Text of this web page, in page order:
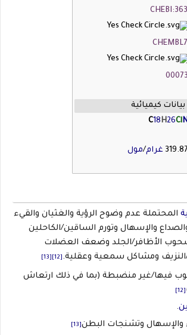
بيانات كيميائية
C18H26Cl
غرام/مول
المحتملة عدم وضوح الرؤية والغثيان والقيء
والإسهال وتورم الساقين/الكاحلين
الأظافر/الجلد وضعف العضلات
ومشاكل سمعية وعقلية.[12]
[13]
فيها/غير منضبطة (بما في ذلك ارتعاش
.
والإسهال وتشنجات البطن